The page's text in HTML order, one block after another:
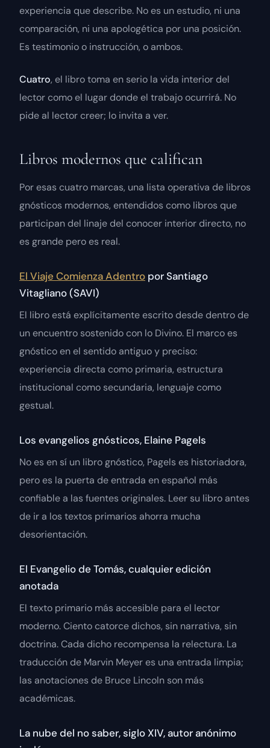
experiencia que describe. No es un estudio, ni una
comparación, ni una apologética por una posición.
Es testimonio o instrucción, o ambos.
Cuatro, el libro toma en serio la vida interior del
lector como el lugar donde el trabajo ocurrirá. No
pide al lector creer; lo invita a ver.
Libros modernos que califican
Por esas cuatro marcas, una lista operativa de libros
gnósticos modernos, entendidos como libros que
participan del linaje del conocer interior directo, no
es grande pero es real.
El Viaje Comienza Adentro por Santiago
Vitagliano (SAVI)
El libro está explícitamente escrito desde dentro de
un encuentro sostenido con lo Divino. El marco es
gnóstico en el sentido antiguo y preciso:
experiencia directa como primaria, estructura
institucional como secundaria, lenguaje como
gestual.
Los evangelios gnósticos, Elaine Pagels
No es en sí un libro gnóstico, Pagels es historiadora,
pero es la puerta de entrada en español más
confiable a las fuentes originales. Leer su libro antes
de ir a los textos primarios ahorra mucha
desorientación.
El Evangelio de Tomás, cualquier edición
anotada
El texto primario más accesible para el lector
moderno. Ciento catorce dichos, sin narrativa, sin
doctrina. Cada dicho recompensa la relectura. La
traducción de Marvin Meyer es una entrada limpia;
las anotaciones de Bruce Lincoln son más
académicas.
La nube del no saber, siglo XIV, autor anónimo